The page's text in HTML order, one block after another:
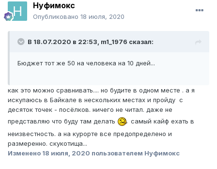
Нуфимокс
Опубликовано 18 июля, 2020
В 18.07.2020 в 22:53, m1_1976 сказал:
Бюджет тот же 50 на человека на 10 дней...
как это можно сравнивать.... но будите в одном месте . а я
искупаюсь в Байкале в нескольких местах и пройду с
десяток точек - посёлков. ничего не читал. даже не
представляю что буду там делать
самый кайф ехать в
неизвестность. а на курорте все предопределено и
размеренно. скукотища...
Изменено 18 июля, 2020 пользователем Нуфимокс